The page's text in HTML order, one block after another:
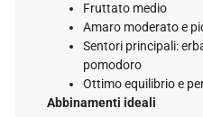
Fruttato medio
Amaro moderato e
Sentori principali:
pomodoro
Ottimo equilibrio e
Abbinamenti ideali